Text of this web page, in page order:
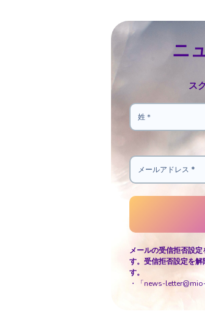
ニ
ス
メールの受信拒否設
す。受信拒否設定を
す。
・「news-